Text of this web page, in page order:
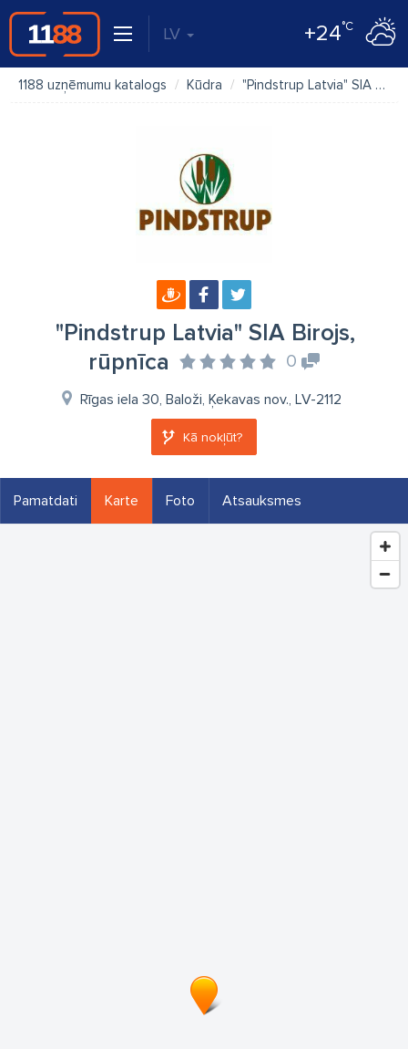
LV +24°C
1188 uzņēmumu katalogs Kūdra "Pindstrup Latvia" SIA Birojs, rūpnīca
"Pindstrup Latvia" SIA Birojs,
rūpnīca
0
Rīgas iela 30, Baloži, Ķekavas nov., LV-2112
Kā nokļūt?
Pamatdati Karte Foto Atsauksmes